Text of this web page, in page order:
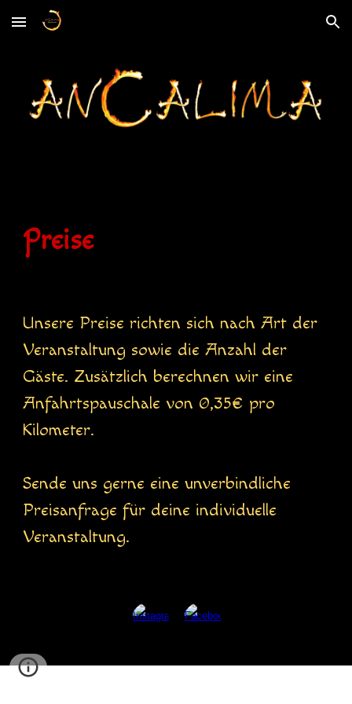
Skip to main content Skip to navigation
Preise
Unsere Preise richten sich nach Art der
Veranstaltung sowie die Anzahl der
Gäste. Zusätzlich berechnen wir eine
Anfahrtspauschale von 0,35€ pro
Kilometer.
Sende uns gerne eine unverbindliche
Preisanfrage für deine individuelle
Veranstaltung.